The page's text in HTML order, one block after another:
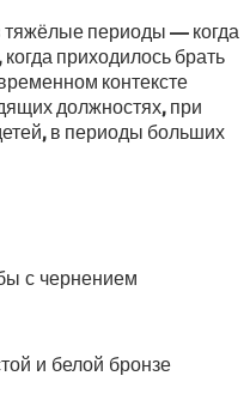
периоды — когда
приходилось брать
контексте
должностях, при
в периоды больших
с чернением
и белой бронзе